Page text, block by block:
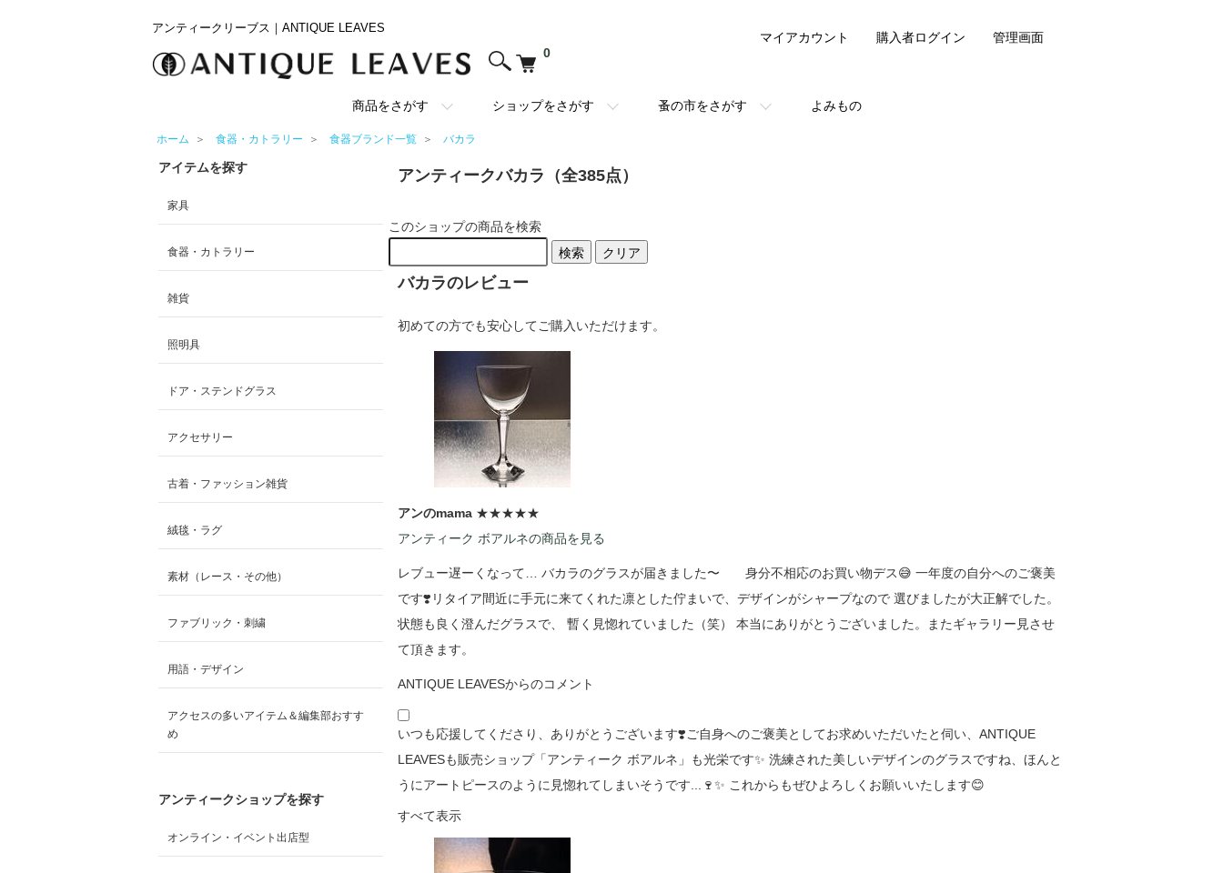
アンティークリーブス｜ANTIQUE LEAVES
0
商品をさがす ショップをさがす 蚤の市をさがす よみもの
マイアカウント 購入者ログイン 管理画面
ホーム ＞ 食器・カトラリー ＞ 食器ブランド一覧 ＞ バカラ
アンティークバカラ（全385点）
このショップの商品を検索
検索
クリア
バカラのレビュー
初めての方でも安心してご購入いただけます。
アンのmama ★★★★★
アンティーク ボアルネの商品を見る
レブュー遅ーくなって… バカラのグラスが届きました〜 身分不相応のお買い物デス😅 一年度の自分へのご褒美
です❣️リタイア間近に手元に来てくれた凛とした佇まいで、デザインがシャープなので 選びましたが大正解でした。
状態も良く澄んだグラスで、 暫く見惚れていました（笑） 本当にありがとうございました。またギャラリー見させ
て頂きます。
ANTIQUE LEAVESからのコメント
いつも応援してくださり、ありがとうございます❣️ご自身へのご褒美としてお求めいただいたと伺い、ANTIQUE
LEAVESも販売ショップ「アンティーク ボアルネ」も光栄です✨ 洗練された美しいデザインのグラスですね、ほんと
うにアートピースのように見惚れてしまいそうです...🍷✨ これからもぜひよろしくお願いいたします😊
すべて表示
アイテムを探す
家具
食器・カトラリー
雑貨
照明具
ドア・ステンドグラス
アクセサリー
古着・ファッション雑貨
絨毯・ラグ
素材（レース・その他）
ファブリック・刺繍
用語・デザイン
アクセスの多いアイテム＆編集部おすす
め
アンティークショップを探す
オンライン・イベント出店型